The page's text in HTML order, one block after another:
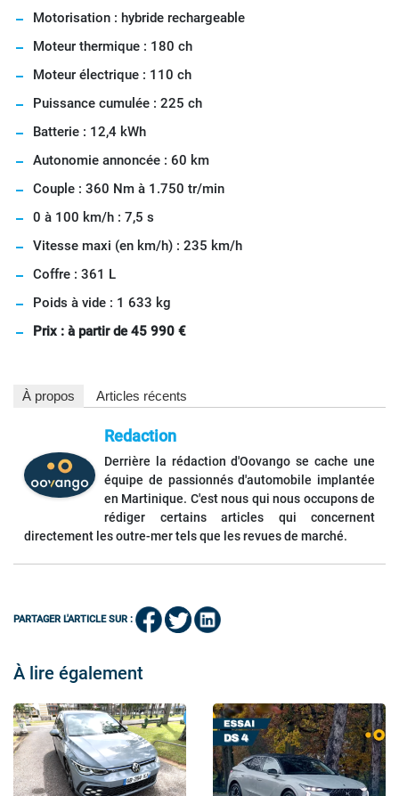
Motorisation : hybride rechargeable
Moteur thermique : 180 ch
Moteur électrique : 110 ch
Puissance cumulée : 225 ch
Batterie : 12,4 kWh
Autonomie annoncée : 60 km
Couple : 360 Nm à 1.750 tr/min
0 à 100 km/h : 7,5 s
Vitesse maxi (en km/h) : 235 km/h
Coffre : 361 L
Poids à vide : 1 633 kg
Prix : à partir de 45 990 €
À propos Articles récents
Redaction
Derrière la rédaction d'Oovango se cache une
équipe de passionnés d'automobile implantée
en Martinique. C'est nous qui nous occupons de
rédiger certains articles qui concernent
directement les outre-mer tels que les revues de marché.
PARTAGER L'ARTICLE SUR :
À lire également